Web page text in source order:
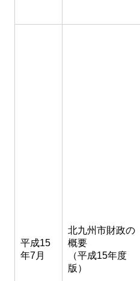
平成15
年7月
北九州市財政の
概要
（平成15年度
版）